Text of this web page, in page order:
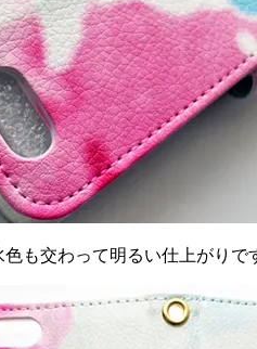
も交わって明るい仕上がりで